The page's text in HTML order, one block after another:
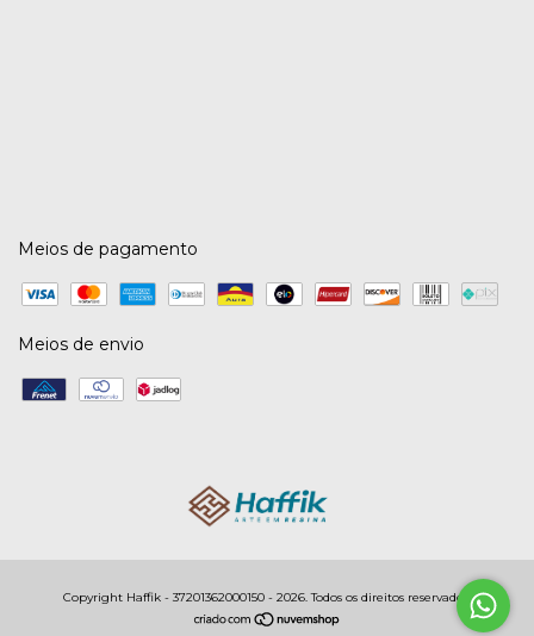
Meios de pagamento
Meios de envio
Copyright Haffik - 37201362000150 - 2026. Todos os direitos reservados.